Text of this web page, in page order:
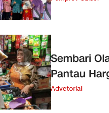
Sembari
Pantau
Advetorial